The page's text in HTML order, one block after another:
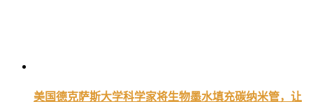
美国德克萨斯大学科学家将生物墨水填充碳纳米管，让